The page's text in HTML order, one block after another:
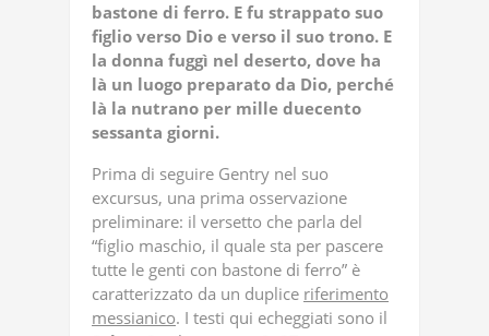
bastone di ferro. E fu strappato suo
figlio verso Dio e verso il suo trono. E
la donna fuggì nel deserto, dove ha
là un luogo preparato da Dio, perché
là la nutrano per mille duecento
sessanta giorni.
Prima di seguire Gentry nel suo
excursus, una prima osservazione
preliminare: il versetto che parla del
“figlio maschio, il quale sta per pascere
tutte le genti con bastone di ferro” è
caratterizzato da un duplice riferimento
messianico. I testi qui echeggiati sono il